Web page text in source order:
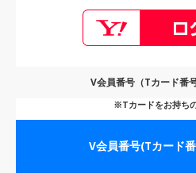
V会員番号（Tカード番
※Tカードをお持ち
V会員番号(Tカード